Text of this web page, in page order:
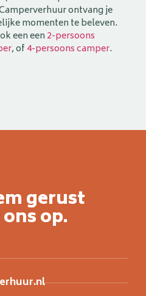
ontvang je
momenten te beleven.
een een 2-persoons
, of 4-persoons camper.
gerust
op.